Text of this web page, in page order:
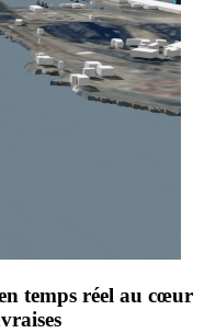
temps réel au cœur